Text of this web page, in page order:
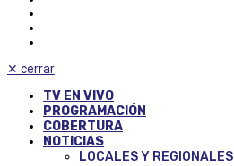
✕ cerrar
TV EN VIVO
PROGRAMACIÓN
COBERTURA
NOTICIAS
LOCALES Y REGIONALES